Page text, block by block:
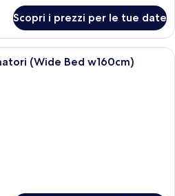
Scopri i prezzi per le tue date
Camera d'albergo moderna con un
(Wide Bed w160cm)